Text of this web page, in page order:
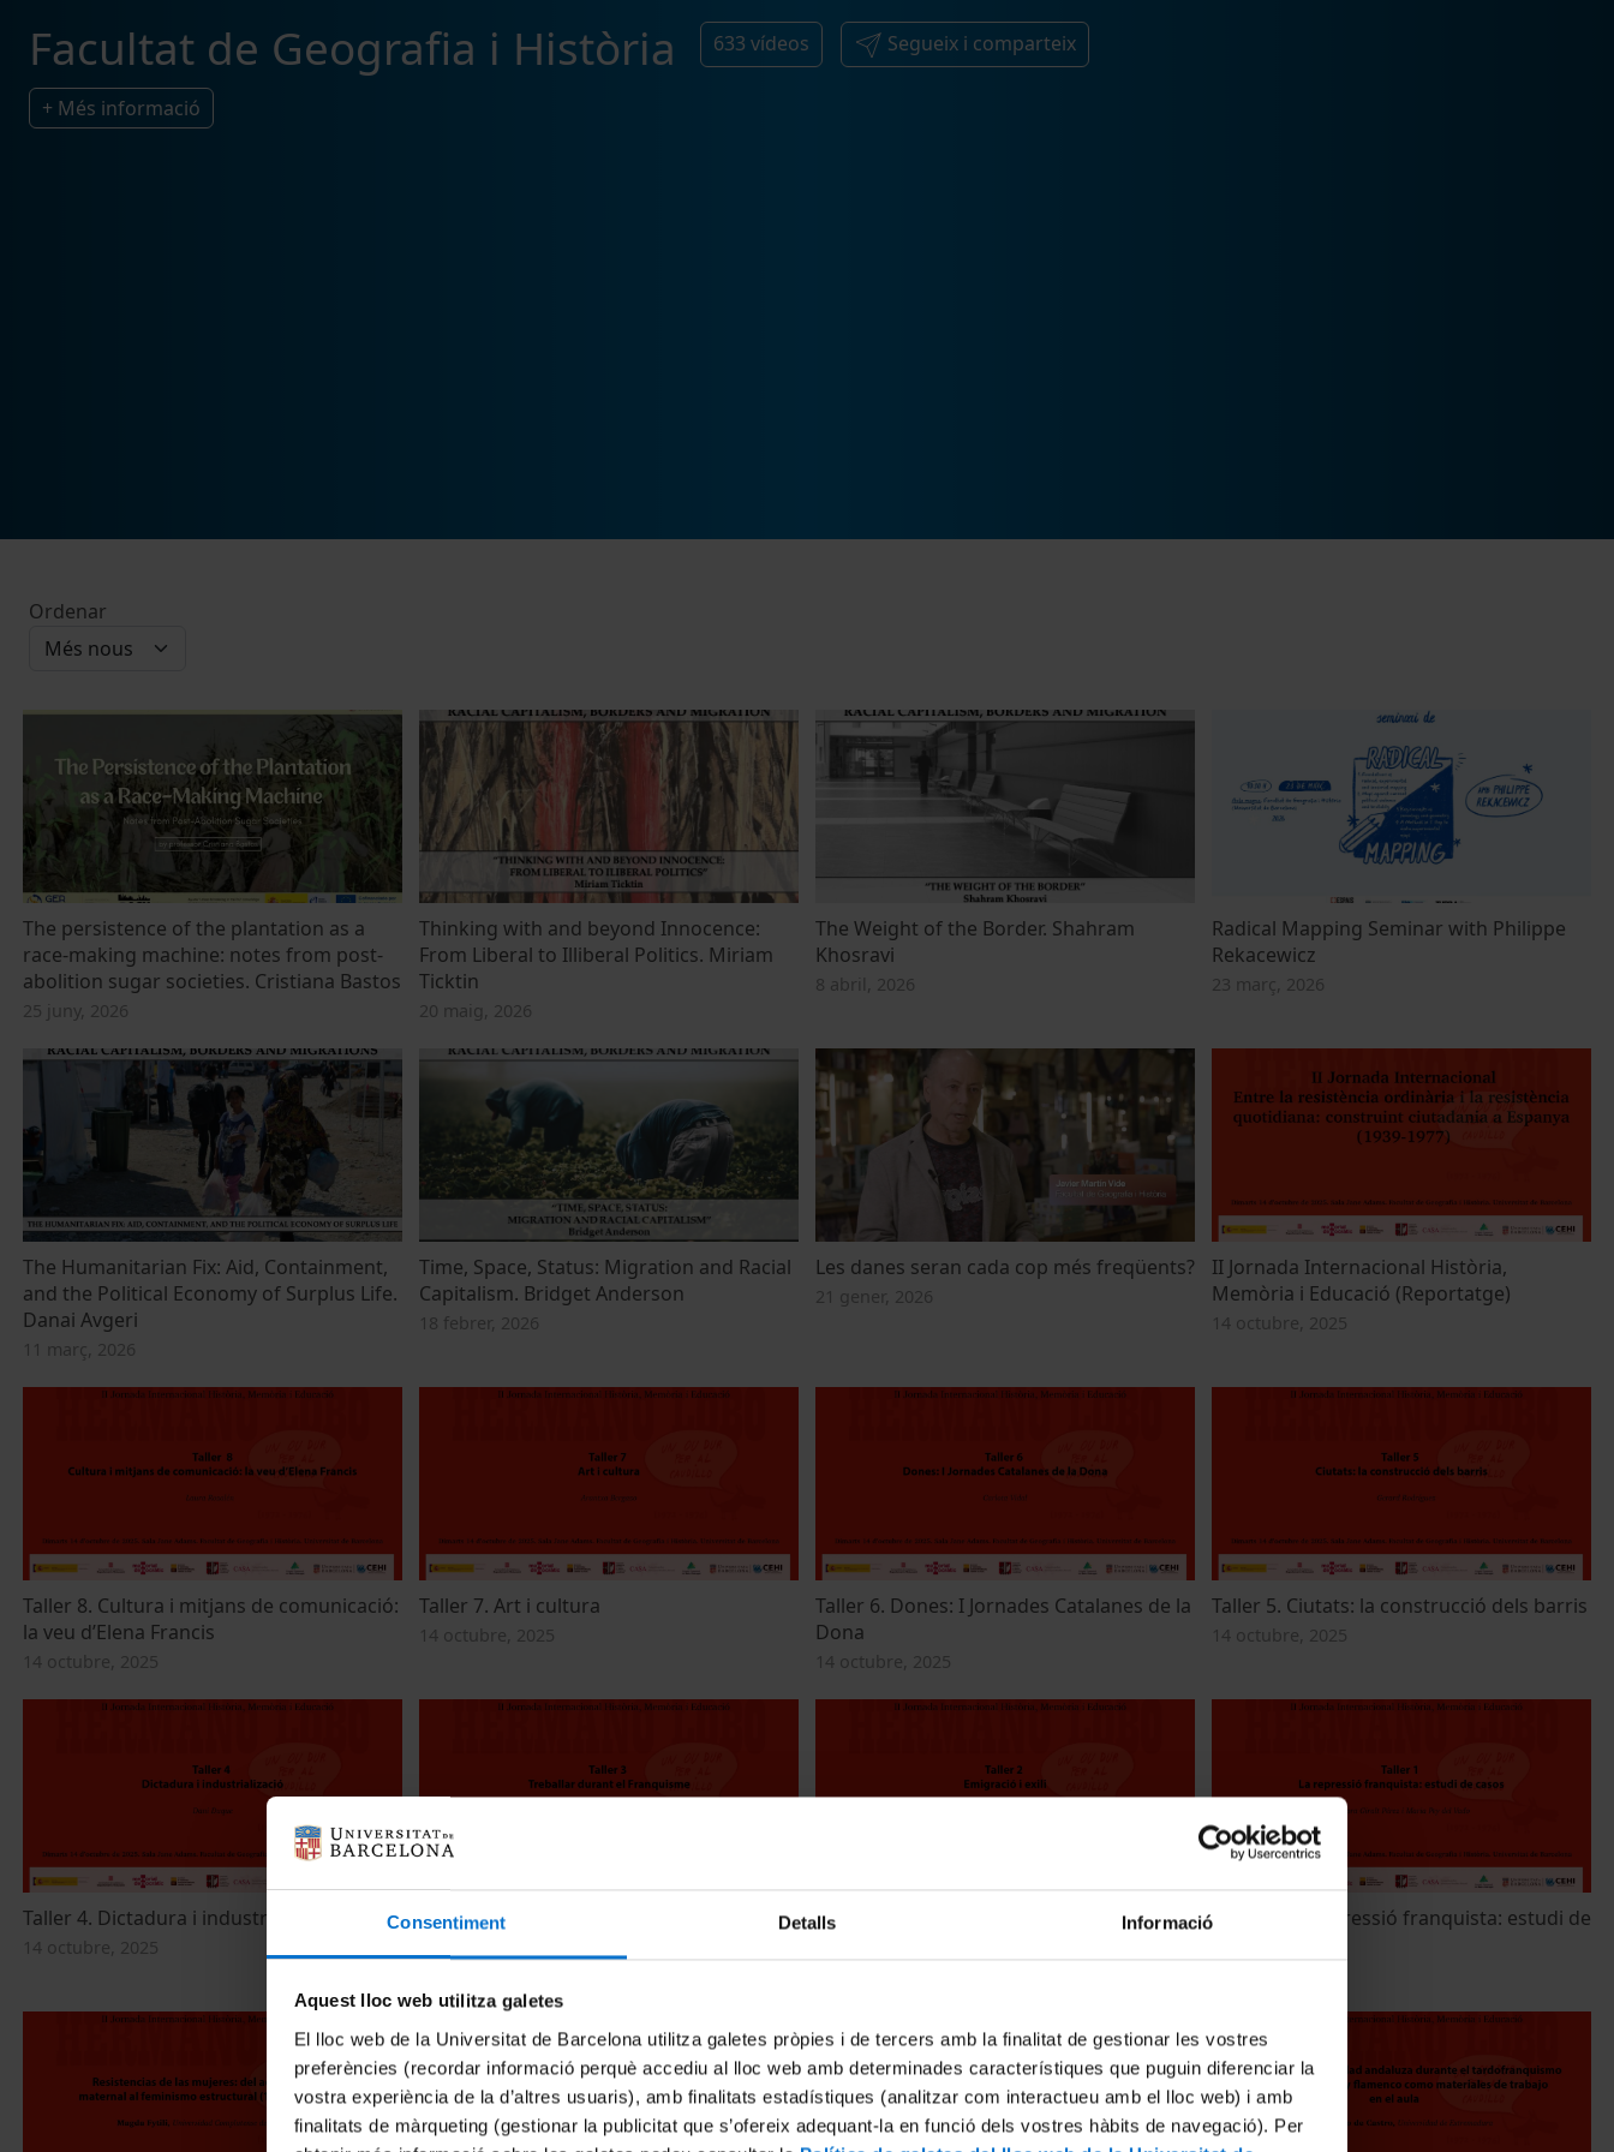
Consentiment Detalls Informació
Aquest lloc web utilitza galetes
El lloc web de la Universitat de Barcelona utilitza galetes pròpies i de tercers amb la finalitat de gestionar les vostres
preferències (recordar informació perquè accediu al lloc web amb determinades característiques que puguin diferenciar la
vostra experiència de la d’altres usuaris), amb finalitats estadístiques (analitzar com interactueu amb el lloc web) i amb
finalitats de màrqueting (gestionar la publicitat que s’ofereix adequant-la en funció dels vostres hàbits de navegació). Per
Facultat de Geografia i Història 633 vídeos Segueix i comparteix
+ Més informació
Ordenar
The persistence of the plantation as a
race-making machine: notes from post-
abolition sugar societies. Cristiana Bastos
25 juny, 2026
Thinking with and beyond Innocence:
From Liberal to Illiberal Politics. Miriam
Ticktin
20 maig, 2026
The Weight of the Border. Shahram
Khosravi
8 abril, 2026
Radical Mapping Seminar with Philippe
Rekacewicz
23 març, 2026
The Humanitarian Fix: Aid, Containment,
and the Political Economy of Surplus Life.
Danai Avgeri
11 març, 2026
Time, Space, Status: Migration and Racial
Capitalism. Bridget Anderson
18 febrer, 2026
Les danes seran cada cop més freqüents?
21 gener, 2026
II Jornada Internacional Història,
Memòria i Educació (Reportatge)
14 octubre, 2025
Taller 8. Cultura i mitjans de comunicació:
la veu d’Elena Francis
14 octubre, 2025
Taller 7. Art i cultura
14 octubre, 2025
Taller 6. Dones: I Jornades Catalanes de la
Dona
14 octubre, 2025
Taller 5. Ciutats: la construcció dels barris
14 octubre, 2025
Taller 4. Dictadura i industrialització
14 octubre, 2025
Taller 3. Treballar durant el Franquisme Taller 2. Emigració i exili
Taller 1. La repressió franquista: estudi de